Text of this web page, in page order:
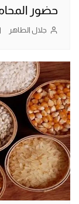
حضور
جلال الطاهر